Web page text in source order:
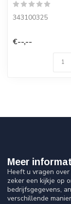
343100325
€--,--
Meer
Heeft u vragen
zeker een kijkje op
bedrijfsgegevens,
verschillende